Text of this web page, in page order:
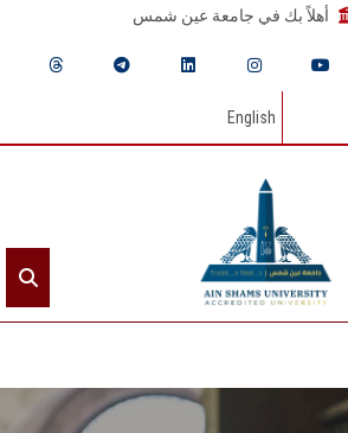
أهلاً بك في جامعة عين شمس
English
الرئيسيـة